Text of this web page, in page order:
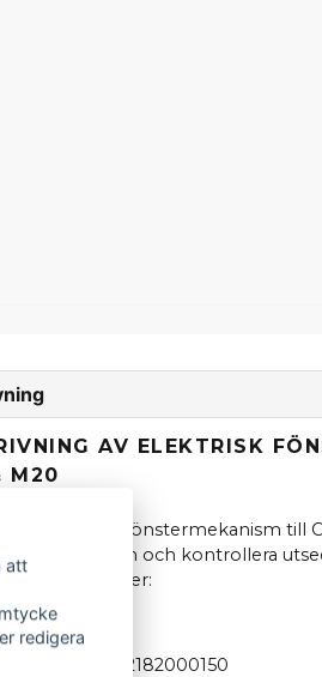
AV ELEKTRISK
M20
fönsterhiss / fönstermekanism till
sida nedan och kontrollera
modeller:
M14 & M20
/ F2182000150
att
redigera